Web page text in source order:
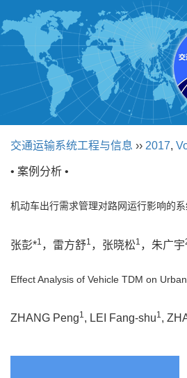
交通运输系统工程与信息 ›› 2017,
• 案例分析 •
机动车出行需求管理对路网运行影响的
张彭*1 ，雷方舒1 ，张晓松1 ，朱广宇
Effect Analysis of Vehicle TDM on
ZHANG Peng1, LEI Fang-shu1,